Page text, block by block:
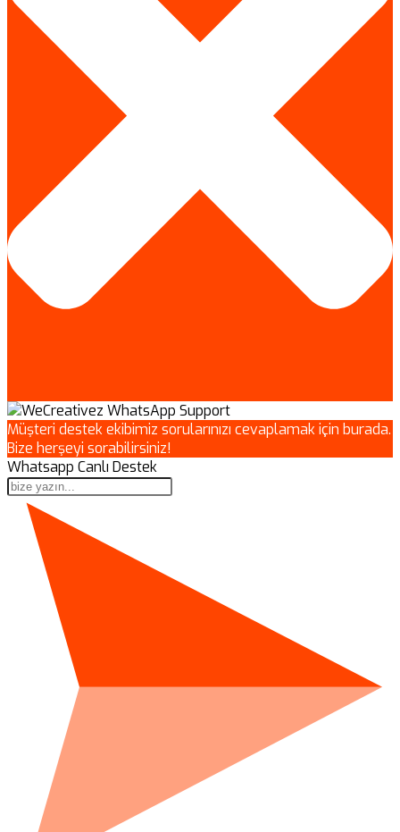
Müşteri destek ekibimiz sorularınızı cevaplamak için burada.
Bize herşeyi sorabilirsiniz!
Whatsapp Canlı Destek